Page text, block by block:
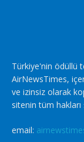
Türkiye'nin ödüllü
AirNewsTimes,
ve izinsiz olarak
sitenin tüm hakları
email: